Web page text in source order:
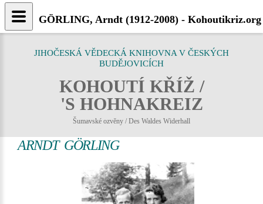
JIHOČESKÁ VĚDECKÁ KNIHOVNA V ČESKÝCH
BUDĚJOVICÍCH
KOHOUTÍ KŘÍŽ /
'S HOHNAKREIZ
Šumavské ozvěny / Des Waldes Widerhall
ARNDT GÖRLING
GÖRLING, Arndt (1912-2008) - Kohoutikriz.org